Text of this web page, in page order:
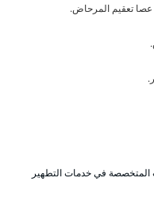
عصا تعقيم المرحاض.
في خدمات التطهير